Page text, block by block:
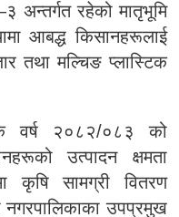
अन्तर्गत रहेको मातृभूमि
आबद्ध किसानहरूलाई
तथा मल्चिङ प्लास्टिक
वर्ष २०८२/०८३ को
उत्पादन क्षमता
कृषि सामग्री वितरण
नगरपालिकाका उपप्रमुख